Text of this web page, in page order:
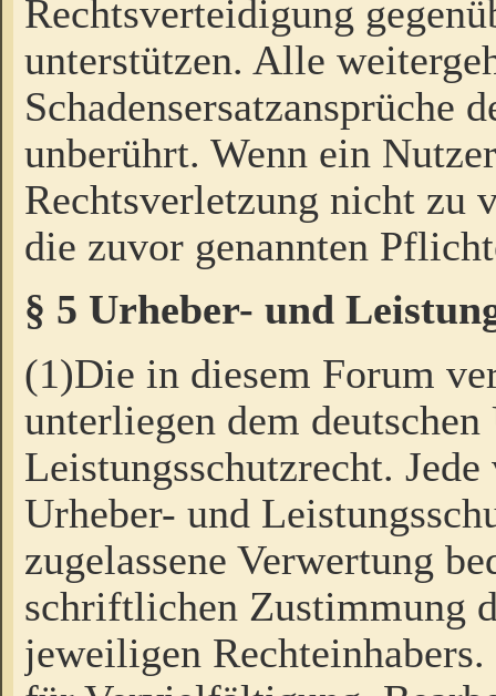
Rechtsverteidigung
unterstützen. Alle
Schadensersatzansprüche
unberührt. Wenn ein
Rechtsverletzung nicht zu
die zuvor genannten
§ 5 Urheber- und
(1)Die in diesem Forum
unterliegen dem
Leistungsschutzrecht.
Urheber- und
zugelassene Verwertung
schriftlichen Zustimmung
jeweiligen